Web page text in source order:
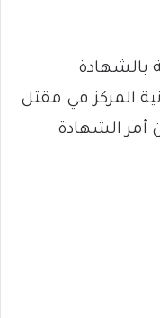
المركز في مقتل
الشهادة